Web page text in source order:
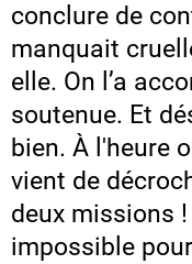
conclure de
manquait
elle. On l’a
soutenue. Et
bien. À l'heure
vient de
deux missions
impossible